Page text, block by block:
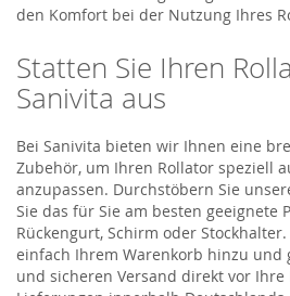
den Komfort bei der Nutzung Ihres
Statten Sie Ihren
Sanivita aus
Bei Sanivita bieten wir Ihnen eine
Zubehör, um Ihren Rollator speziell
anzupassen. Durchstöbern Sie
Sie das für Sie am besten geeignete
Rückengurt, Schirm oder
einfach Ihrem Warenkorb hinzu und
und sicheren Versand direkt vor Ihre